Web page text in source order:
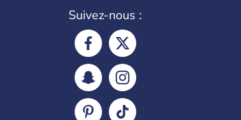
Suivez-nous :